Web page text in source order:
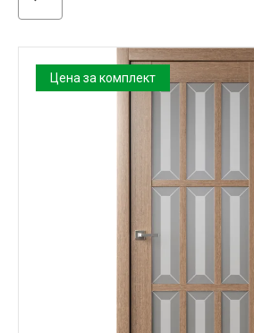
Цена за комплект